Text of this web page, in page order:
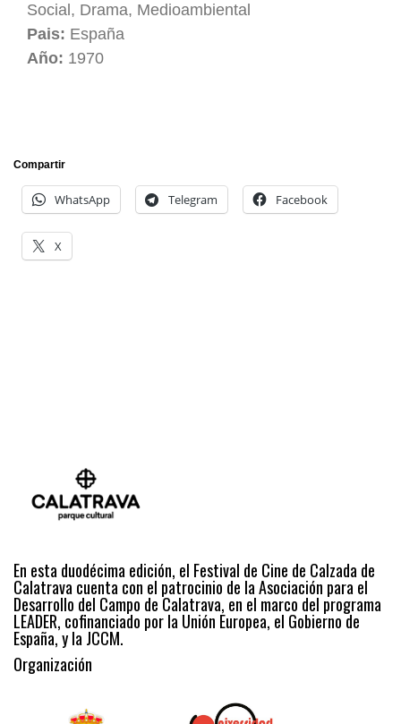
Social, Drama, Medioambiental
Pais: España
Año: 1970
Compartir
WhatsApp Telegram Facebook
X
En esta duodécima edición, el Festival de Cine de Calzada de
Calatrava cuenta con el patrocinio de la Asociación para el
Desarrollo del Campo de Calatrava, en el marco del programa
LEADER, cofinanciado por la Unión Europea, el Gobierno de
España, y la JCCM.
Organización